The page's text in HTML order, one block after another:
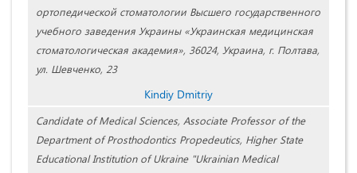
ортопедической стоматологии Высшего государственного
учебного заведения Украины «Украинская медицинская
стоматологическая академия», 36024, Украина, г. Полтава,
ул. Шевченко, 23
Kindiy Dmitriy
Candidate of Medical Sciences, Associate Professor of the
Department of Prosthodontics Propedeutics, Higher State
Educational Institution of Ukraine "Ukrainian Medical